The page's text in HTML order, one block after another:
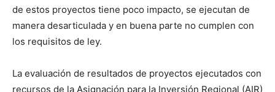
de estos proyectos tiene poco impacto, se ejecutan de
manera desarticulada y en buena parte no cumplen con
los requisitos de ley.
La evaluación de resultados de proyectos ejecutados con
recursos de la Asignación para la Inversión Regional (AIR)